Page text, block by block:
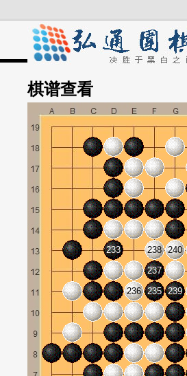
棋谱查看
233
235
236
237
238
239
240